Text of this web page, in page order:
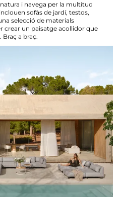
i navega per la multitud
sofàs de jardí, testos,
selecció de materials
crear un paisatge acollidor que
a braç.